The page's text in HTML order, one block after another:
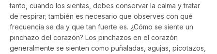
tanto, cuando los sientas, debes conservar la calma y tratar
de respirar; también es necesario que observes con qué
frecuencia se da y que tan fuerte es. ¿Cómo se siente un
pinchazo del corazón? Los pinchazos en el corazón
generalmente se sienten como puñaladas, agujas, picotazos,